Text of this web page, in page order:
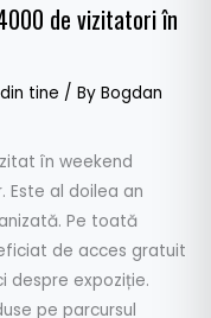
de vizitatori în
tine / By Bogdan
în weekend
Este al doilea an
Pe toată
de acces gratuit
despre expoziție.
pe parcursul